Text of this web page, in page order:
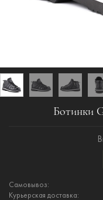
Ботинки
Самовывоз:
Курьерская доставка: